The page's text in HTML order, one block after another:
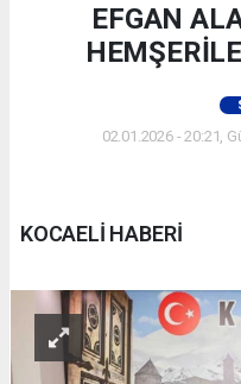
EFGAN
02.01.2026 - 20:21,
KOCAELİ HABERİ